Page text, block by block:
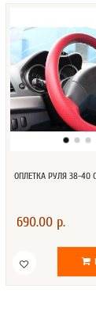
ОПЛЕТКА РУЛЯ 38-40
690.00 р.